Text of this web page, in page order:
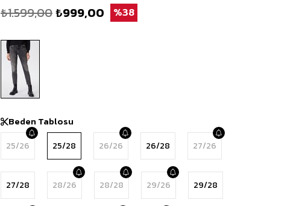
₺1.599,00₺999,00 38
Beden Tablosu
25/26 25/28 26/26 26/28 27/26
27/28 28/26 28/28 29/26 29/28